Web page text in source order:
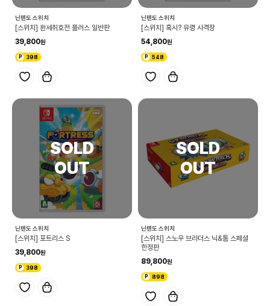
닌텐도 스위치
[스위치] 환세취호전 플러스 일반판
39,800
398
닌텐도 스위치
[스위치] 혹시? 유령 사격장
54,800
548
닌텐도 스위치
[스위치] 포트리스 S
39,800
398
닌텐도 스위치
[스위치] 스노우 브라더스 닉&톰 스페셜
한정판
89,800
898